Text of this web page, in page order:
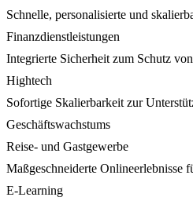
Schnelle, personalisierte und
Finanzdienstleistungen
Integrierte Sicherheit zum Schutz
Hightech
Sofortige Skalierbarkeit zur
Geschäftswachstums
Reise- und Gastgewerbe
Maßgeschneiderte Onlineerlebnisse
E-Learning